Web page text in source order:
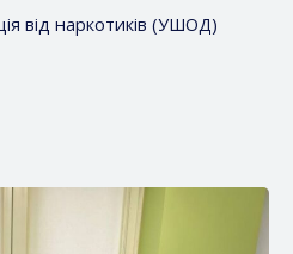
від наркотиків (УШОД)